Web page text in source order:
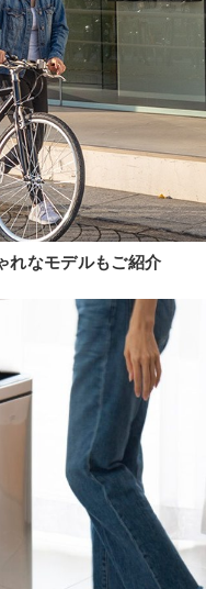
れなモデルもご紹介